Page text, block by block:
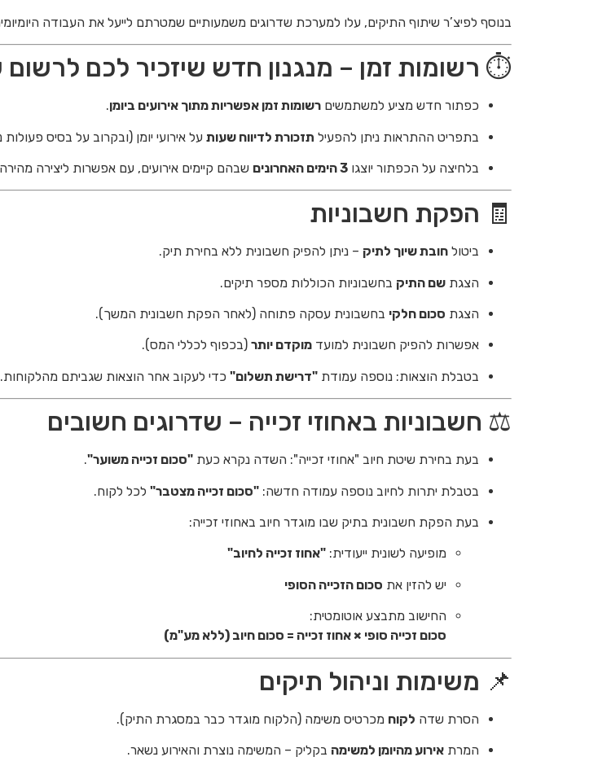
בנוסף לפיצ’ר שיתוף התיקים, עלו למערכת שדרוגים משמעותיים שמטרתם לייעל את העבודה
⏱️ רשומות זמן – מנגנון חדש שיזכיר לכם
כפתור חדש מציע למשתמשים רשומות זמן אפשריות מתוך אירועים ביומן.
בתפריט ההתראות ניתן להפעיל תזכורת לדיווח שעות על אירועי יומן (ובקרוב על בסיס
בלחיצה על הכפתור יוצגו 3 הימים האחרונים שבהם קיימים אירועים, עם אפשרות ליצירה
🧾 הפקת חשבוניות
ביטול חובת שיוך לתיק – ניתן להפיק חשבונית ללא בחירת תיק.
הצגת שם התיק בחשבוניות הכוללות מספר תיקים.
הצגת סכום חלקי בחשבונית עסקה פתוחה (לאחר הפקת חשבונית המשך).
אפשרות להפיק חשבונית למועד מוקדם יותר (בכפוף לכללי המס).
בטבלת הוצאות: נוספה עמודת "דרישת תשלום" כדי לעקוב אחר הוצאות שגביתם מהלקוחות.
⚖️ חשבוניות באחוזי זכייה – שדרוגים חשובים
בעת בחירת שיטת חיוב "אחוזי זכייה": השדה נקרא כעת "סכום זכייה משוער".
בטבלת יתרות לחיוב נוספה עמודה חדשה: "סכום זכייה מצטבר" לכל לקוח.
בעת הפקת חשבונית בתיק שבו מוגדר חיוב באחוזי זכייה:
מופיעה לשונית ייעודית: "אחוז זכייה לחיוב"
יש להזין את סכום הזכייה הסופי
החישוב מתבצע אוטומטית:
סכום זכייה סופי × אחוז זכייה = סכום חיוב (ללא מע"מ)
📌 משימות וניהול תיקים
הסרת שדה לקוח מכרטיס משימה (הלקוח מוגדר כבר במסגרת התיק).
המרת אירוע מהיומן למשימה בקליק – המשימה נוצרת והאירוע נשאר.